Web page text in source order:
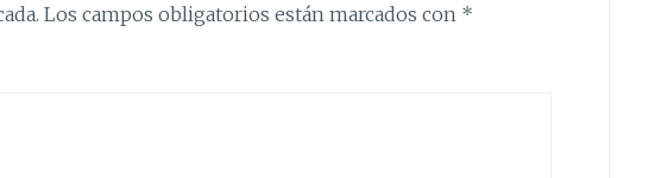
Los campos obligatorios están marcados con *